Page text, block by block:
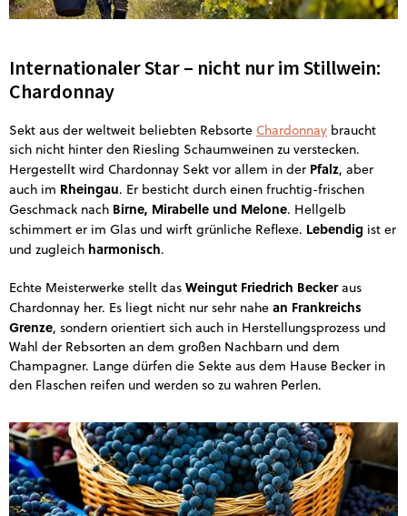
Internationaler Star – nicht nur im Stillwein:
Chardonnay
Sekt aus der weltweit beliebten Rebsorte Chardonnay braucht
sich nicht hinter den Riesling Schaumweinen zu verstecken.
Hergestellt wird Chardonnay Sekt vor allem in der Pfalz, aber
auch im Rheingau. Er besticht durch einen fruchtig-frischen
Geschmack nach Birne, Mirabelle und Melone. Hellgelb
schimmert er im Glas und wirft grünliche Reflexe. Lebendig ist er
und zugleich harmonisch.
Echte Meisterwerke stellt das Weingut Friedrich Beckeraus
Chardonnay her. Es liegt nicht nur sehr nahe an Frankreichs
Grenze, sondern orientiert sich auch in Herstellungsprozess und
Wahl der Rebsorten an dem großen Nachbarn und dem
Champagner. Lange dürfen die Sekte aus dem Hause Becker in
den Flaschen reifen und werden so zu wahren Perlen.